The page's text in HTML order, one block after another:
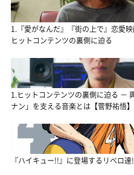
1.『愛がなんだ』『街の上で』恋愛
ヒットコンテンツの裏側に迫る
1.ヒットコンテンツの裏側に迫る －
ナン」を支える音楽とは【菅野祐悟】
『ハイキュー!!』に登場するリベロ達!